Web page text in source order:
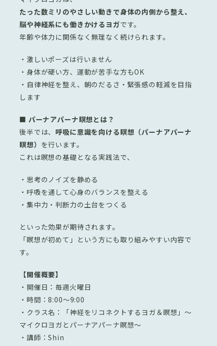
たった数ミリのやさしい動きで身体の内側から整え、
脳や神経系にも働きかけるヨガです。
年齢や体力に関係なく無理なく続けられます。
・激しいポーズは行いません
・身体が硬い方、運動が苦手な方もOK
・自律神経を整え、朝のだるさ・緊張感の軽減を目指
します
■ パーナアパーナ瞑想とは？
後半では、 呼吸に意識を向ける瞑想（パーナアパーナ
瞑想） を行います。
これは瞑想の基礎となる実践法で、
・思考のノイズを静める
・呼吸を通して心身のバランスを整える
・集中力・判断力の土台をつくる
といった効果が期待されます。
「瞑想が初めて」という方にも取り組みやすい内容で
す。
【開催概要】
・開催日：毎週火曜日
・時間：8:00〜9:00
・クラス名：「神経をリコネクトするヨガ＆瞑想」〜
マイクロヨガとパーナアパーナ瞑想〜
・講師：Shin